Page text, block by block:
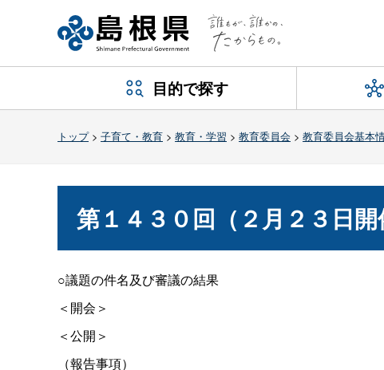
目的で探す
トップ> 子育て・教育 > 教育・学習 > 教育委員会 > 教育委員会基本
第１４３０回（２月２３日開
○議題の件名及び審議の結果
＜開会＞
＜公開＞
（報告事項）